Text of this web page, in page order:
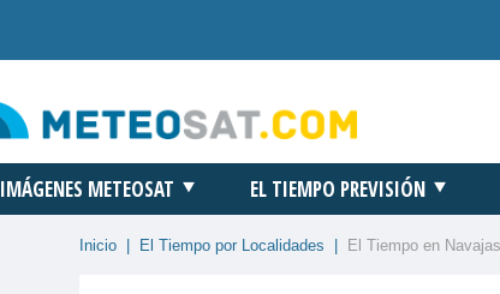
IMÁGENES METEOSAT EL TIEMPO PREVISIÓN
Inicio El Tiempo por Localidades El Tiempo en Navajas